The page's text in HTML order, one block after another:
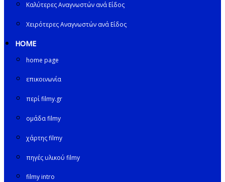
Καλύτερες Αναγνωστών ανά Είδος
Χειρότερες Αναγνωστών ανά Είδος
HOME
home page
επικοινωνία
περί filmy.gr
ομάδα filmy
χάρτης filmy
πηγές υλικού filmy
filmy intro